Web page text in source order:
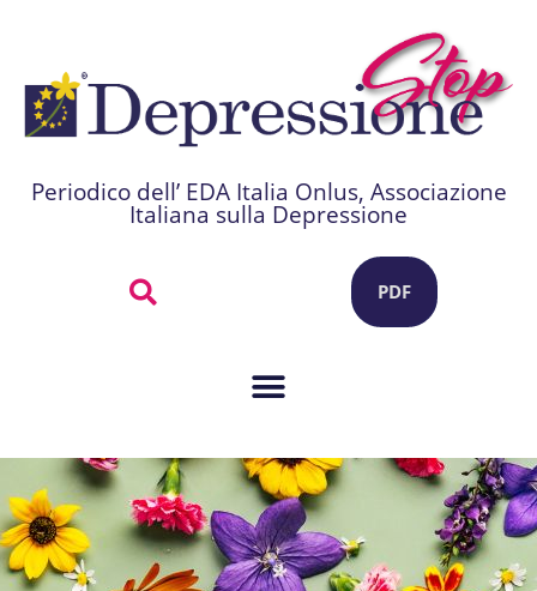
Periodico dell’ EDA Italia Onlus, Associazione
Italiana sulla Depressione
PDF